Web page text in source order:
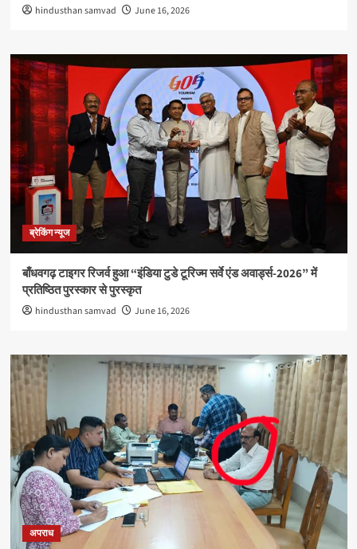
hindusthan samvad June 16, 2026
ब्रेकिंग न्यूज
बाँधवगढ़ टाइगर रिजर्व हुआ “इंडिया टुडे टूरिज्म सर्वे एंड अवार्ड्स-2026” में
प्रतिष्ठित पुरस्कार से पुरस्कृत
hindusthan samvad June 16, 2026
अपराध